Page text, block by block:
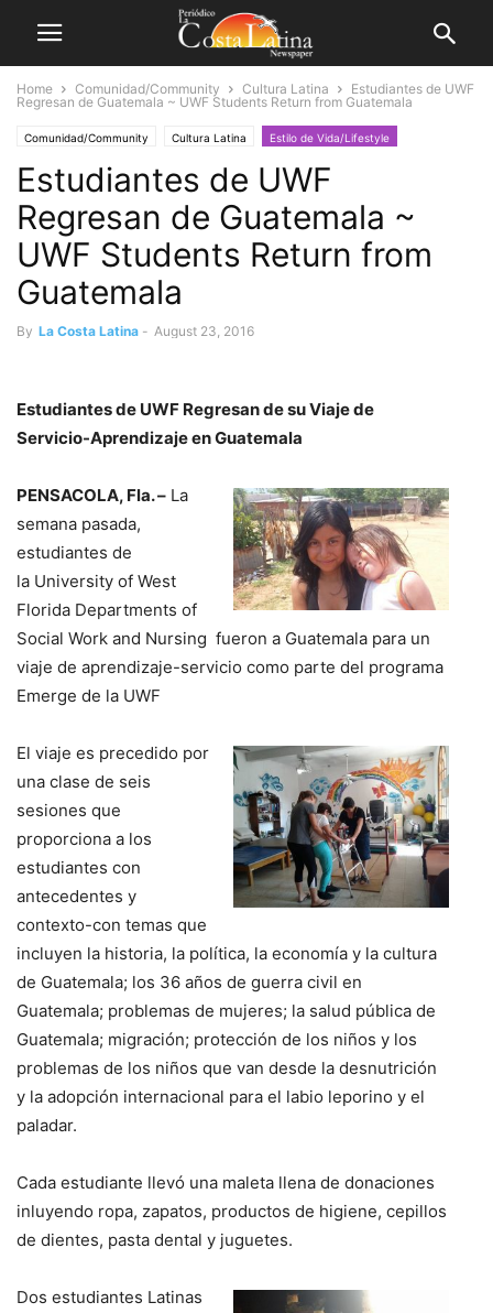
Home Comunidad/Community Cultura Latina
Estudiantes de UWF
Regresan de Guatemala ~ UWF Students Return from Guatemala
Comunidad/Community Cultura Latina Estilo de Vida/Lifestyle
Familiar/Family Viajes/Travel
Estudiantes de UWF
Regresan de Guatemala ~
UWF Students Return from
Guatemala
By La Costa Latina - August 23, 2016
Estudiantes de UWF Regresan de su Viaje de
Servicio-Aprendizaje en Guatemala
PENSACOLA, Fla. – La
semana pasada,
estudiantes de
la University of West
Florida Departments of
Social Work and Nursing fueron a Guatemala para un
viaje de aprendizaje-servicio como parte del programa
Emerge de la UWF
El viaje es precedido por
una clase de seis
sesiones que
proporciona a los
estudiantes con
antecedentes y
contexto-con temas que
incluyen la historia, la política, la economía y la cultura
de Guatemala; los 36 años de guerra civil en
Guatemala; problemas de mujeres; la salud pública de
Guatemala; migración; protección de los niños y los
problemas de los niños que van desde la desnutrición
y la adopción internacional para el labio leporino y el
paladar.
Cada estudiante llevó una maleta llena de donaciones
inluyendo ropa, zapatos, productos de higiene, cepillos
de dientes, pasta dental y juguetes.
Dos estudiantes Latinas